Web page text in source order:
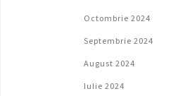
Octombrie 2024
Septembrie 2024
August 2024
Iulie 2024